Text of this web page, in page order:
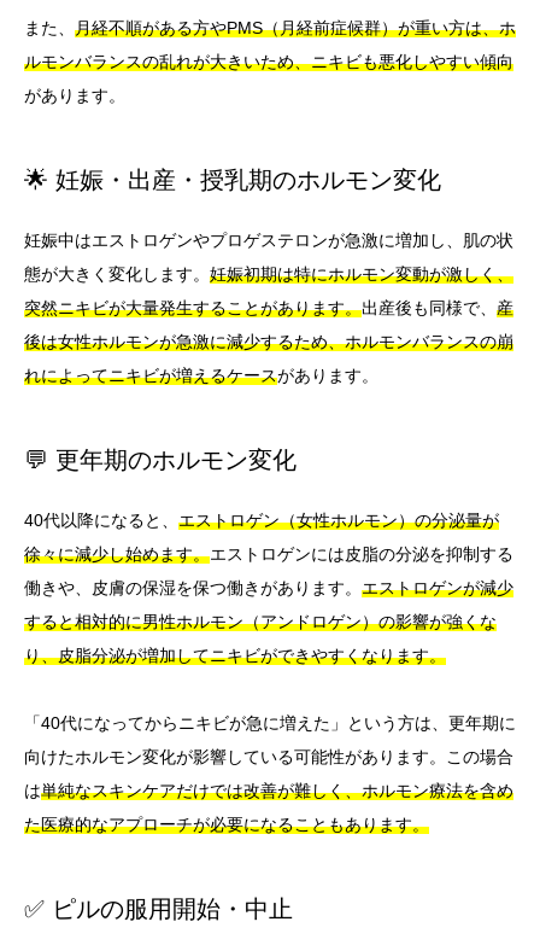
また、 月経不順がある方やPMS（月経前症候群）が重い方は、ホ
ルモンバランスの乱れが大きいため、ニキビも悪化しやすい傾向
があります。
🌟 妊娠・出産・授乳期のホルモン変化
妊娠中はエストロゲンやプロゲステロンが急激に増加し、肌の状
態が大きく変化します。 妊娠初期は特にホルモン変動が激しく、
突然ニキビが大量発生することがあります。出産後も同様で、 産
後は女性ホルモンが急激に減少するため、ホルモンバランスの崩
れによってニキビが増えるケースがあります。
💬 更年期のホルモン変化
40代以降になると、 エストロゲン（女性ホルモン）の分泌量が
徐々に減少し始めます。エストロゲンには皮脂の分泌を抑制する
働きや、皮膚の保湿を保つ働きがあります。 エストロゲンが減少
すると相対的に男性ホルモン（アンドロゲン）の影響が強くな
り、皮脂分泌が増加してニキビができやすくなります。
「40代になってからニキビが急に増えた」という方は、更年期に
向けたホルモン変化が影響している可能性があります。この場合
は単純なスキンケアだけでは改善が難しく、ホルモン療法を含め
た医療的なアプローチが必要になることもあります。
✅ ピルの服用開始・中止